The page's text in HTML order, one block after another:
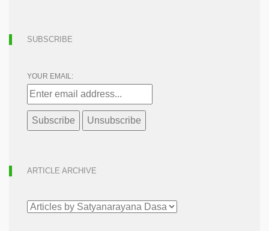
SUBSCRIBE
YOUR EMAIL:
ARTICLE ARCHIVE
ARTICLE
ARCHIVE